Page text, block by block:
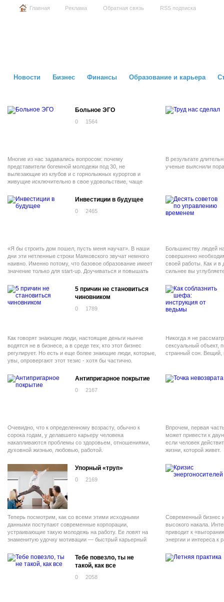
Главная Реклама Обратная связь RSS подписка
Новости Бизнес Финансы Образование и карьера
Больное ЭГО
0 1564
Многие из нас задавались вопросом: почему
представители богемной молодежи под 30, не
вылезающие из клубов и с горнолыжных курортов и
живущие исключительно в свое удовольствие, чаще
принаряженными потертыми куклами с потухшим
взглядом?
В результате
ученые выяснили
Инвестиции в будущее
0 2465
«Я бы строить дом пошел, пусть меня научат». В наши
дни эти нетленные строки Маяковского звучат немного
наивно. Именно потому, что базовое образование имеет
значение только для start-up. Доучиваться и повышать
тенденция такова, что финансировать это обучение
должен работодатель. Доказано: ему это не менее
выгодно, чем самому работнику.
Большинству людей
совершенно
своей работы. Как и в
сильнее вы
5 причин не становиться
чиновником
0 1789
Как говорят знающие люди, настоящие деньги нынче
водятся не в бизнесе, а в среде тех, кто этот бизнес
регулирует. Но есть и еще более знающие люди, которые,
увы, опровергают этот тезис - хотя бы частично.
Никогда я не
сексуальный объект,
странный сон. Вещий,
Антипригарное покрытие
0 2167
Очевидно, что к определенному возрасту, обычно к
сорока годам, у делавшего карьеру человека
накапливаются проблемы со здоровьем, отношениями,
духовной жизнью, любовью, работой.
Впрочем, первая
может привести к
если человек
жизни, которой живет.
Упорный «труп»
0 2169
Теперь посмотрим, как со всеми этими исходными
данными поступают современные корпорации,
устраивающие такую молодежь на работу. Ее ловят на
знаменитую удочку мотивации — быстрый карьерный
Современный бизнес
высокого накала.
приводит к
энергии и интереса к
жертвовать карьерой,
создать для себя
Тебе повезло, ты не
такой, как все
0 2058